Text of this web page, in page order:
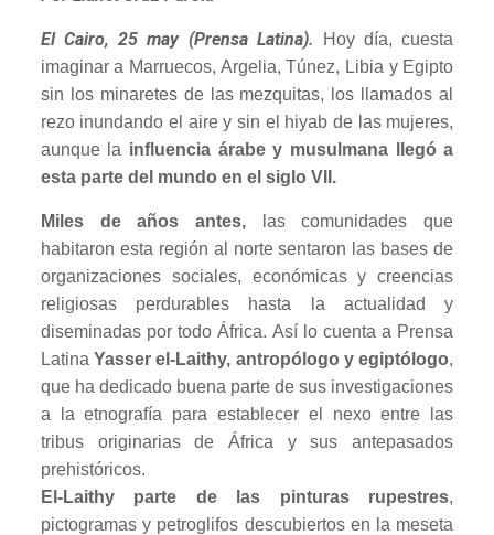
El Cairo, 25 may (Prensa Latina).
Hoy día, cuesta
imaginar a Marruecos, Argelia, Túnez, Libia y Egipto
sin los minaretes de las mezquitas, los llamados al
rezo inundando el aire y sin el hiyab de las mujeres,
aunque la influencia árabe y musulmana llegó a
esta parte del mundo en el siglo VII.
Miles de años antes, las comunidades que
habitaron esta región al norte sentaron las bases de
organizaciones sociales, económicas y creencias
religiosas perdurables hasta la actualidad y
diseminadas por todo África. Así lo cuenta a Prensa
LatinaYasser el-Laithy, antropólogo y egiptólogo,
que ha dedicado buena parte de sus investigaciones
a la etnografía para establecer el nexo entre las
tribus originarias de África y sus antepasados
prehistóricos.
El-Laithy parte de las pinturas rupestres,
pictogramas y petroglifos descubiertos en la meseta